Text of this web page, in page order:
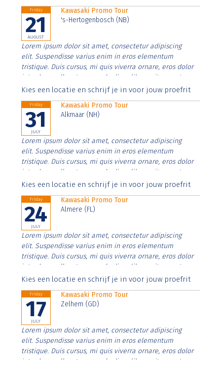
Friday
21
AUGUST
Kawasaki Promo Tour
's-Hertogenbosch (NB)
Lorem ipsum dolor sit amet, consectetur adipiscing
elit. Suspendisse varius enim in eros elementum
tristique. Duis cursus, mi quis viverra ornare, eros dolor
interdum nulla, ut commodo diam libero vitae erat.
Aenean faucibus nibh et justo cursus id rutrum lorem
Kies een locatie en schrijf je in voor jouw proefrit
Friday
31
JULY
Kawasaki Promo Tour
Alkmaar (NH)
Lorem ipsum dolor sit amet, consectetur adipiscing
elit. Suspendisse varius enim in eros elementum
tristique. Duis cursus, mi quis viverra ornare, eros dolor
interdum nulla, ut commodo diam libero vitae erat.
Aenean faucibus nibh et justo cursus id rutrum lorem
Kies een locatie en schrijf je in voor jouw proefrit
Friday
24
JULY
Kawasaki Promo Tour
Almere (FL)
Lorem ipsum dolor sit amet, consectetur adipiscing
elit. Suspendisse varius enim in eros elementum
tristique. Duis cursus, mi quis viverra ornare, eros dolor
interdum nulla, ut commodo diam libero vitae erat.
Aenean faucibus nibh et justo cursus id rutrum lorem
Kies een locatie en schrijf je in voor jouw proefrit
Friday
17
JULY
Kawasaki Promo Tour
Zelhem (GD)
Lorem ipsum dolor sit amet, consectetur adipiscing
elit. Suspendisse varius enim in eros elementum
tristique. Duis cursus, mi quis viverra ornare, eros dolor
interdum nulla, ut commodo diam libero vitae erat.